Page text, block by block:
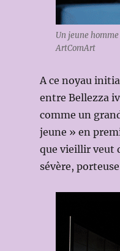
Un jeune
ArtComArt
A ce noyau
entre Bellezza
comme un
jeune » en
que vieillir veut
sévère,